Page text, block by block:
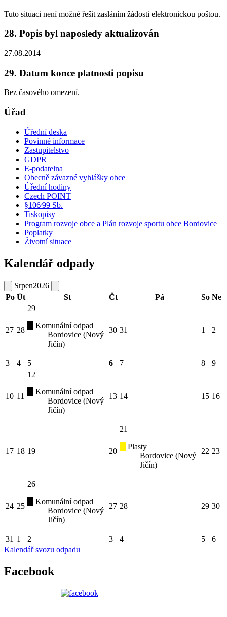
Tuto situaci není možné řešit zasláním žádosti elektronickou poštou.
28. Popis byl naposledy aktualizován
27.08.2014
29. Datum konce platnosti popisu
Bez časového omezení.
Úřad
Úřední deska
Povinné informace
Zastupitelstvo
GDPR
E-podatelna
Obecně závazné vyhlášky obce
Úřední hodiny
Czech POINT
§106⁄99 Sb.
Tiskopisy
Program rozvoje obce a Plán rozvoje sportu obce Bordovice
Poplatky
Životní situace
Kalendář odpady
Srpen2026
Po Út St Čt Pá So Ne
27 28
29
Komunální odpad
Bordovice (Nový
Jičín)
30 31 1 2
3 4 5 6 7 8 9
10 11
12
Komunální odpad
Bordovice (Nový
Jičín)
13 14 15 16
17 18 19 20
21
Plasty
Bordovice (Nový
Jičín)
22 23
24 25
26
Komunální odpad
Bordovice (Nový
Jičín)
27 28 29 30
31 1 2 3 4 5
6
Kalendář svozu odpadu
Facebook